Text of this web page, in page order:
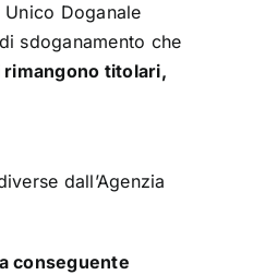
Doganale
sdoganamento che
rimangono titolari,
dall’Agenzia
conseguente